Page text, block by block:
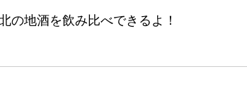
の地酒を飲み比べできるよ！